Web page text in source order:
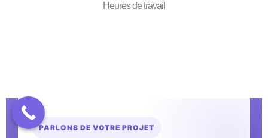
Heures de travail
PARLONS DE VOTRE PROJET